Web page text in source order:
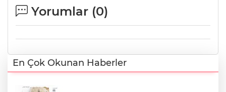
Yorumlar (0)
En Çok Okunan Haberler